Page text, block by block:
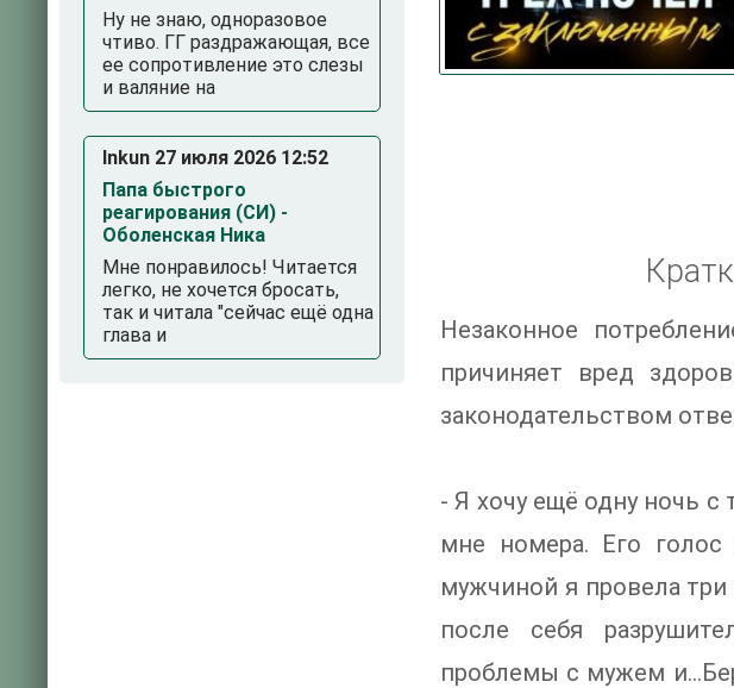
Незаконное
причиняет вред
законодательством
- Я хочу ещё одну ночь с
мне номера. Его
мужчиной я провела
после себя
проблемы с мужем
Ну не знаю, одноразовое
чтиво. ГГ раздражающая, все
ее сопротивление это слезы
и валяние на
Inkun 27 июля 2026 12:52
Папа быстрого
реагирования (СИ) -
Оболенская Ника
Мне понравилось! Читается
легко, не хочется бросать,
так и читала "сейчас ещё одна
глава и